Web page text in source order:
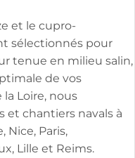
et le cupro-
sélectionnés pour
tenue en milieu salin,
de vos
Loire, nous
et chantiers navals à
Nice, Paris,
Lille et Reims.